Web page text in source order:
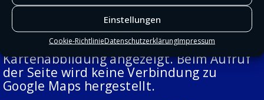
Einstellungen
Cookie-RichtlinieDatenschutzerklärungImpressum
7. Externer Link zu Google Maps
Auf unserer Standortseite wird eine lokal
gespeicherte, selbst erstellte
Kartenabbildung angezeigt. Beim Aufruf
der Seite wird keine Verbindung zu
Google Maps hergestellt.